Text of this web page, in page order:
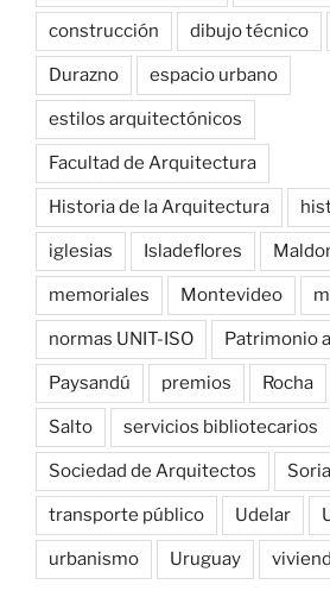
construcción dibujo técnico
Durazno espacio urbano
estilos arquitectónicos
Facultad de Arquitectura
Historia de la Arquitectura
iglesias Isladeflores
memoriales Montevideo
normas UNIT-ISO Patrimonio
Paysandú premios Rocha
Salto servicios bibliotecarios
Sociedad de Arquitectos
transporte público Udelar
urbanismo Uruguay